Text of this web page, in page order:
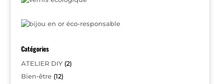
Catégories
ATELIER DIY(2)
Bien-être(12)